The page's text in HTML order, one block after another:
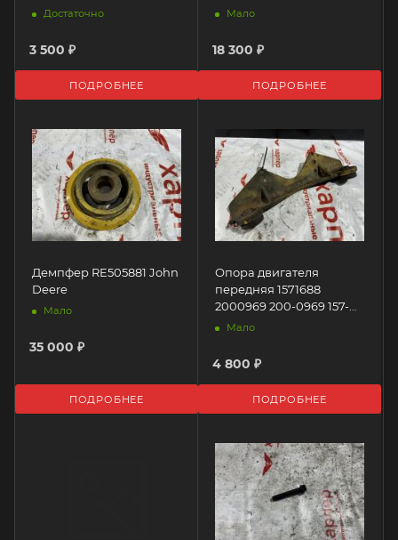
Достаточно
3 500 ₽
ПОДРОБНЕЕ
3748 Caterpillar
Мало
18 300 ₽
ПОДРОБНЕЕ
Демпфер RE505881 John
Deere
Мало
35 000 ₽
ПОДРОБНЕЕ
Опора двигателя
передняя 1571688
2000969 200-0969 157-
1688 Caterpillar
Мало
4 800 ₽
ПОДРОБНЕЕ